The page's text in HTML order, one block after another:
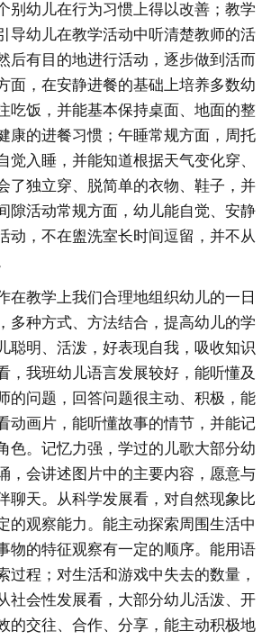
别幼儿在行为习惯上得以改善；教学
导幼儿在教学活动中听清楚教师的活
后有目的地进行活动，逐步做到活而
面，在安静进餐的基础上培养多数幼
吃饭，并能基本保持桌面、地面的整
康的进餐习惯；午睡常规方面，周托
觉入睡，并能知道根据天气变化穿、
了独立穿、脱简单的衣物、鞋子，并
隙活动常规方面，幼儿能自觉、安静
动，不在盥洗室长时间逗留，并不从
在教学上我们合理地组织幼儿的一日
多种方式、方法结合，提高幼儿的学
聪明、活泼，好表现自我，吸收知识
，我班幼儿语言发展较好，能听懂及
的问题，回答问题很主动、积极，能
动画片，能听懂故事的情节，并能记
色。记忆力强，学过的儿歌大部分幼
，会讲述图片中的主要内容，愿意与
聊天。从科学发展看，对自然现象比
的观察能力。能主动探索周围生活中
物的特征观察有一定的顺序。能用语
过程；对生活和游戏中失去的数量，
社会性发展看，大部分幼儿活泼、开
的交往、合作、分享，能主动积极地